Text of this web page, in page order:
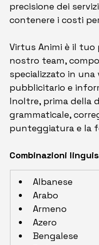
precisione dei
contenere i costi
Virtus Animi è il tuo
nostro team,
specializzato in
pubblicitario e
Inoltre, prima della
grammaticale,
punteggiatura e la
Combinazioni
Albanese
Arabo
Armeno
Azero
Bengalese